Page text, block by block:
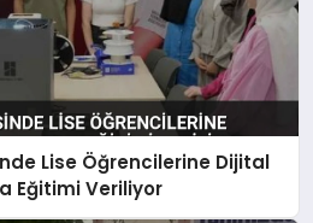
Lise Öğrencilerine Dijital
Eğitimi Veriliyor